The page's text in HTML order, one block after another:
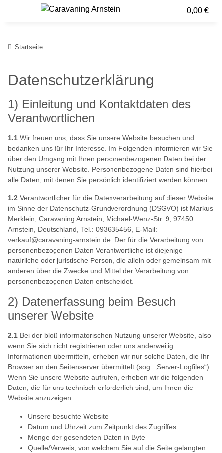
0,00 €
Startseite
Datenschutzerklärung
1) Einleitung und Kontaktdaten des
Verantwortlichen
1.1 Wir freuen uns, dass Sie unsere Website besuchen und
bedanken uns für Ihr Interesse. Im Folgenden informieren wir Sie
über den Umgang mit Ihren personenbezogenen Daten bei der
Nutzung unserer Website. Personenbezogene Daten sind hierbei
alle Daten, mit denen Sie persönlich identifiziert werden können.
1.2 Verantwortlicher für die Datenverarbeitung auf dieser Website
im Sinne der Datenschutz-Grundverordnung (DSGVO) ist Markus
Merklein, Caravaning Arnstein, Michael-Wenz-Str. 9, 97450
Arnstein, Deutschland, Tel.: 093635456, E-Mail:
verkauf@caravaning-arnstein.de. Der für die Verarbeitung von
personenbezogenen Daten Verantwortliche ist diejenige
natürliche oder juristische Person, die allein oder gemeinsam mit
anderen über die Zwecke und Mittel der Verarbeitung von
personenbezogenen Daten entscheidet.
2) Datenerfassung beim Besuch
unserer Website
2.1 Bei der bloß informatorischen Nutzung unserer Website, also
wenn Sie sich nicht registrieren oder uns anderweitig
Informationen übermitteln, erheben wir nur solche Daten, die Ihr
Browser an den Seitenserver übermittelt (sog. „Server-Logfiles“).
Wenn Sie unsere Website aufrufen, erheben wir die folgenden
Daten, die für uns technisch erforderlich sind, um Ihnen die
Website anzuzeigen:
Unsere besuchte Website
Datum und Uhrzeit zum Zeitpunkt des Zugriffes
Menge der gesendeten Daten in Byte
Quelle/Verweis, von welchem Sie auf die Seite gelangten